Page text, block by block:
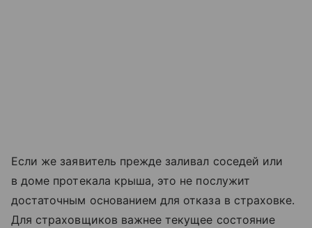
Если же заявитель прежде заливал соседей или
в доме протекала крыша, это не послужит
достаточным основанием для отказа в страховке.
Для страховщиков важнее текущее состояние